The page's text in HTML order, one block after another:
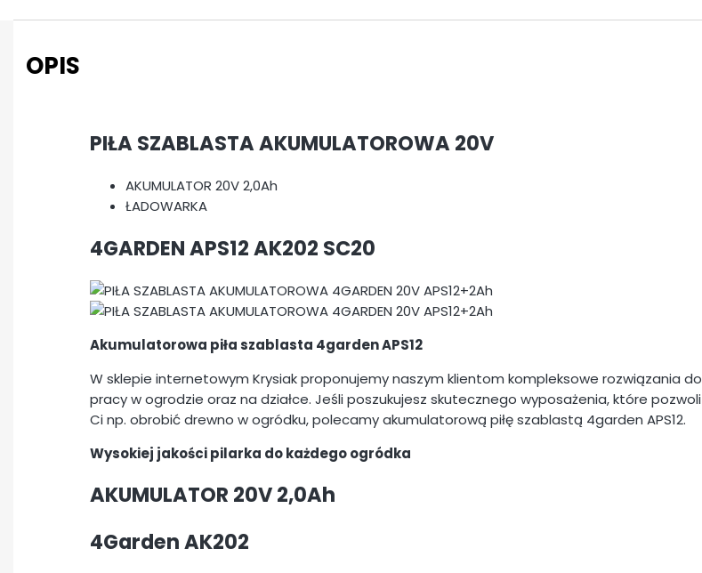
OPIS
PIŁA SZABLASTA AKUMULATOROWA 20V
AKUMULATOR 20V 2,0Ah
ŁADOWARKA
4GARDEN APS12 AK202 SC20
Akumulatorowa piła szablasta 4garden APS12
W sklepie internetowym Krysiak proponujemy naszym klientom kompleksowe rozwiązania do
pracy w ogrodzie oraz na działce. Jeśli poszukujesz skutecznego wyposażenia, które pozwoli
Ci np. obrobić drewno w ogródku, polecamy akumulatorową piłę szablastą 4garden APS12.
Wysokiej jakości pilarka do każdego ogródka
AKUMULATOR 20V 2,0Ah
4Garden AK202